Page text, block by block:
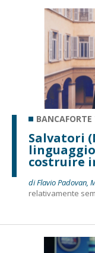
BANCAFORTE
Salvatori
costruire
di Flavio Padovan,
relativamente